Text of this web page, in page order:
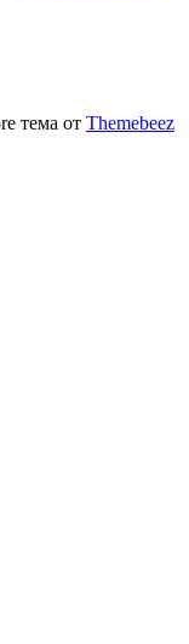
тема от Themebeez